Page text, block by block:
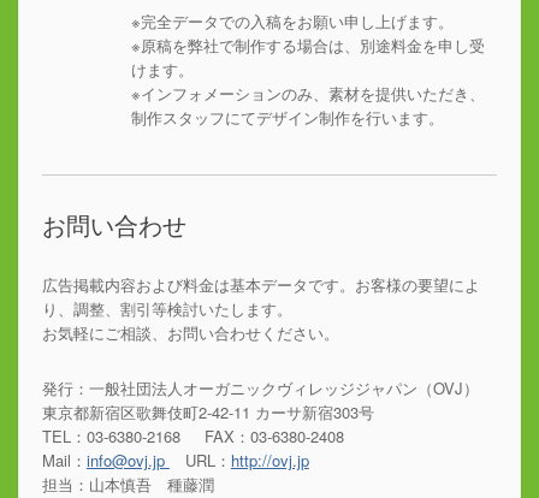
※完全データでの入稿をお願い申し上げます。
※原稿を弊社で制作する場合は、別途料金を申し受
けます。
※インフォメーションのみ、素材を提供いただき、
制作スタッフにてデザイン制作を行います。
お問い合わせ
広告掲載内容および料金は基本データです。お客様の要望によ
り、調整、割引等検討いたします。
お気軽にご相談、お問い合わせください。
発行：一般社団法人オーガニックヴィレッジジャパン（OVJ）
東京都新宿区歌舞伎町2-42-11 カーサ新宿303号
TEL：03-6380-2168 FAX：03-6380-2408
Mail： info@ovj.jp URL： http://ovj.jp
担当：山本慎吾 種藤潤